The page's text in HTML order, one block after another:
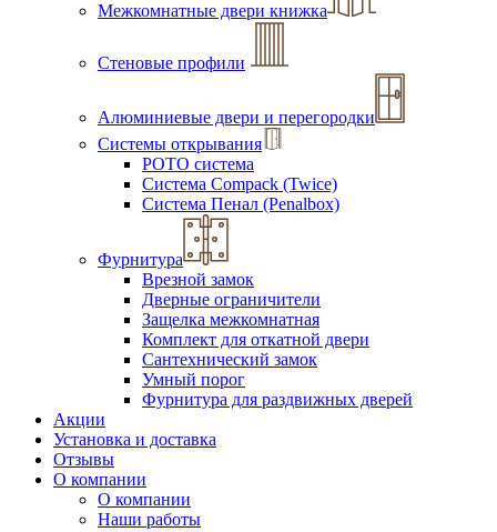
Межкомнатные двери книжка
Стеновые профили
Алюминиевые двери и перегородки
Системы открывания
РОТО система
Система Compack (Twice)
Система Пенал (Penalbox)
Фурнитура
Врезной замок
Дверные ограничители
Защелка межкомнатная
Комплект для откатной двери
Сантехнический замок
Умный порог
Фурнитура для раздвижных дверей
Акции
Установка и доставка
Отзывы
О компании
О компании
Наши работы